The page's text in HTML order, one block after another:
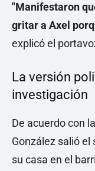
"Manifestaron
gritar a Axel
explicó el
La versión
investigación
De acuerdo con
González salió el
su casa en el